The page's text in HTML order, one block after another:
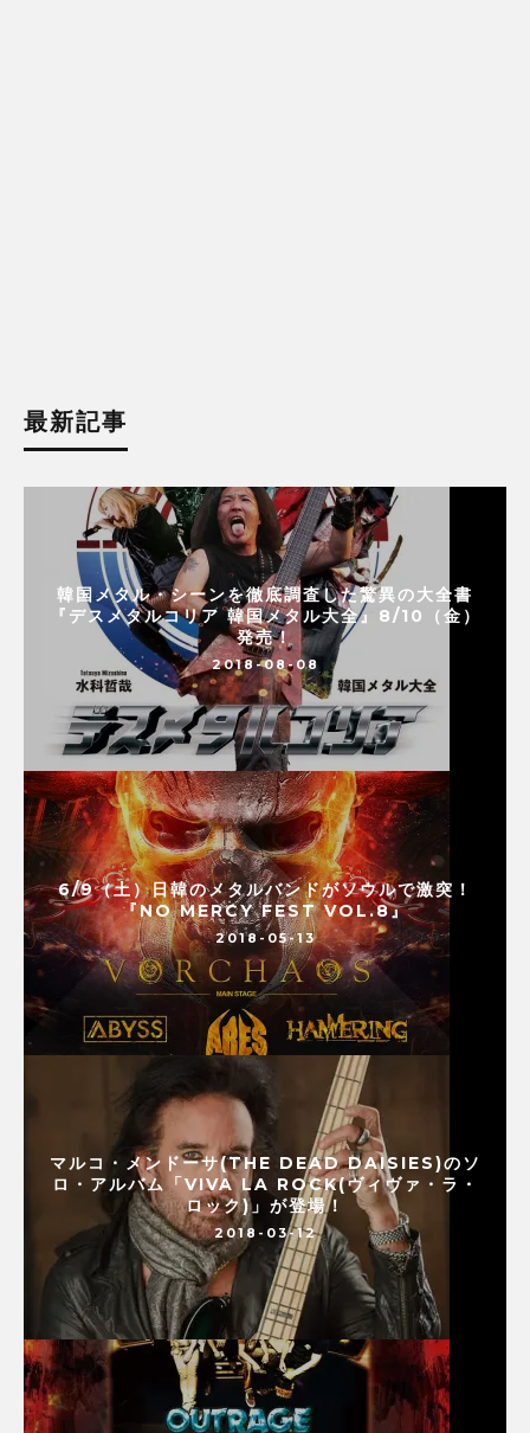
最新記事
韓国メタル・シーンを徹底調査した驚異の大全書
『デスメタルコリア 韓国メタル大全』8/10（金）
発売！
2018-08-08
6/9（土）日韓のメタルバンドがソウルで激突！
『NO MERCY FEST VOL.8』
2018-05-13
マルコ・メンドーサ(THE DEAD DAISIES)のソ
ロ・アルバム「VIVA LA ROCK(ヴィヴァ・ラ・
ロック)」が登場！
2018-03-12